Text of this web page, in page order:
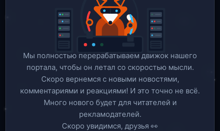
Мы полностью перерабатываем движок нашего
портала, чтобы он летал со скоростью мысли.
Скоро вернемся c новыми новостями,
комментариями и реакциями! И это точно не всё.
Много нового будет для читателей и
рекламодателей.
Скоро увидимся, друзья 👀